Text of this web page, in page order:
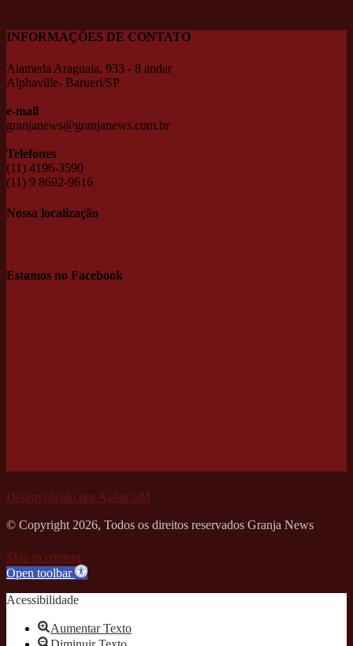
INFORMAÇÕES DE CONTATO
Alameda Araguaia, 933 - 8 andar
Alphaville- Barueri/SP
e-mail
granjanews@granjanews.com.br
Telefones
(11) 4196-3590
(11) 9 8692-9616
Nossa localização
Estamos no Facebook
Desenvolvido por AgênciaM
© Copyright 2026, Todos os direitos reservados Granja News
Skip to content
Open toolbar
Acessibilidade
Aumentar Texto